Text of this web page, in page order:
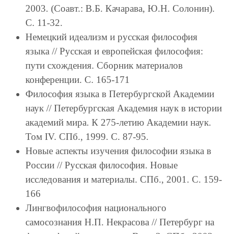
2003. (Соавт.: В.Б. Качарава, Ю.Н. Солонин).
С. 11-32.
Немецкий идеализм и русская философия
языка // Русская и европейская философия:
пути схождения. Сборник материалов
конференции. С. 165-171
Философия языка в Петербургской Академии
наук // Петербургская Академия наук в истории
академий мира. К 275-летию Академии наук.
Том IV. СПб., 1999. С. 87-95.
Новые аспекты изучения философии языка в
России // Русская философия. Новые
исследования и материалы. СПб., 2001. С. 159-
166
Лингвофилософия национального
самосознания Н.П. Некрасова // Петербург на